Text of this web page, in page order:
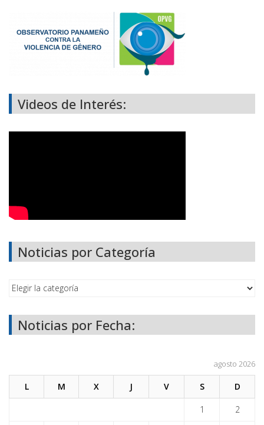
Videos de Interés:
Noticias por Categoría
Noticias por Fecha:
agosto 2026
L M X J V S D
1 2